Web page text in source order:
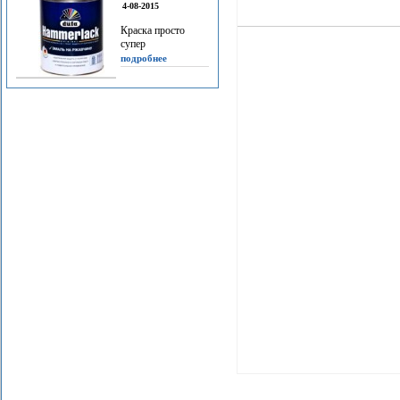
4-08-2015
Краска просто
супер
подробнее